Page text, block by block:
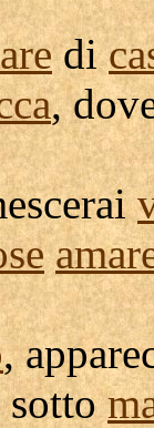
di
,
,
sotto